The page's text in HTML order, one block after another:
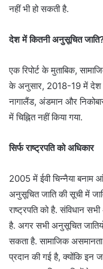
नहीं भी हो सकती है.
देश में कितनी अनुसूचित
एक रिपोर्ट के मुताबिक,
के अनुसार, 2018-19 में देश
नागालैंड, अंडमान और
में चिह्नित नहीं किया गया.
सिर्फ राष्ट्रपति को अधिकार
2005 में ईवी चिन्नैया बनाम
अनुसूचित जाति की सूची में
राष्ट्रपति को है. संविधान
है. अगर सभी अनुसूचित
सकता है. सामाजिक
प्रदान की गई है, क्योंकि इन